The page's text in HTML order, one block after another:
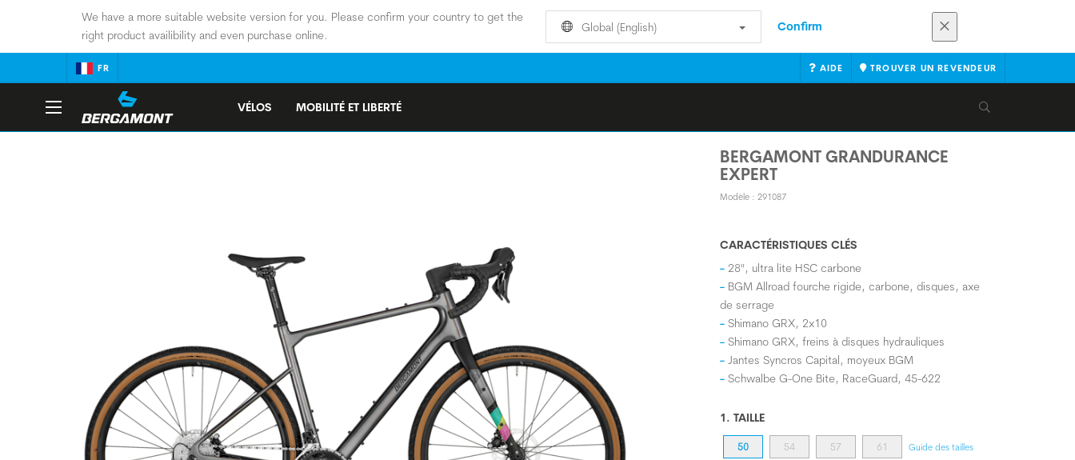
We have a more suitable website version for you. Please confirm your country to get the
right product availibility and even purchase online.
Global (English) Confirm
FR AIDE TROUVER UN REVENDEUR
VÉLOS MOBILITÉ ET LIBERTÉ
BERGAMONT GRANDURANCE
EXPERT
Modèle : 291087
CARACTÉRISTIQUES CLÉS
28", ultra lite HSC carbone
BGM Allroad fourche rigide, carbone, disques, axe
de serrage
Shimano GRX, 2x10
Shimano GRX, freins à disques hydrauliques
Jantes Syncros Capital, moyeux BGM
Schwalbe G-One Bite, RaceGuard, 45-622
1. TAILLE
50 54 57 61 Guide des tailles